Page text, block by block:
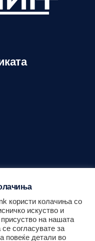
користи колачиња со
искуство и
на нашата
согласувате за
повеќе детали во